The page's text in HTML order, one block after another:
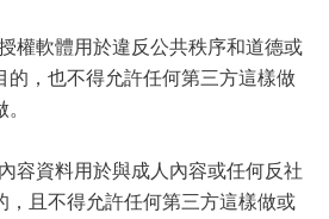
權軟體用於違反公共秩序和道德或
的，也不得允許任何第三方這樣做
容資料用於與成人內容或任何反社
，且不得允許任何第三方這樣做或